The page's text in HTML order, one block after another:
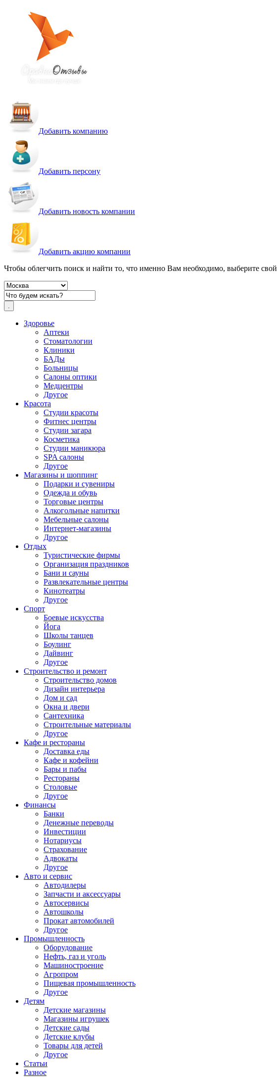
Добавить компанию
Добавить персону
Добавить новость компании
Добавить акцию компании
Чтобы облегчить поиск и найти то, что именно Вам необходимо, выберите
Здоровье
Аптеки
Стоматологии
Клиники
БАДы
Больницы
Салоны оптики
Медцентры
Другое
Красота
Студии красоты
Фитнес центры
Студии загара
Косметика
Студии маникюра
SPA салоны
Другое
Магазины и шоппинг
Подарки и сувениры
Одежда и обувь
Торговые центры
Алкогольные напитки
Мебельные салоны
Интернет-магазины
Другое
Отдых
Туристические фирмы
Организация праздников
Бани и сауны
Развлекательные центры
Кинотеатры
Другое
Спорт
Боевые искусства
Йога
Школы танцев
Боулинг
Дайвинг
Другое
Строительство и ремонт
Строительство домов
Дизайн интерьера
Дом и сад
Окна и двери
Сантехника
Строительные материалы
Другое
Кафе и рестораны
Доставка еды
Кафе и кофейни
Бары и пабы
Рестораны
Столовые
Другое
Финансы
Банки
Денежные переводы
Инвестиции
Нотариусы
Страхование
Адвокаты
Другое
Авто и сервис
Автодилеры
Запчасти и аксессуары
Автосервисы
Автошколы
Прокат автомобилей
Другое
Промышленность
Оборудование
Нефть, газ и уголь
Машиностроение
Агропром
Пищевая промышленность
Другое
Детям
Детские магазины
Магазины игрушек
Детские сады
Детские клубы
Товары для детей
Другое
Статьи
Разное